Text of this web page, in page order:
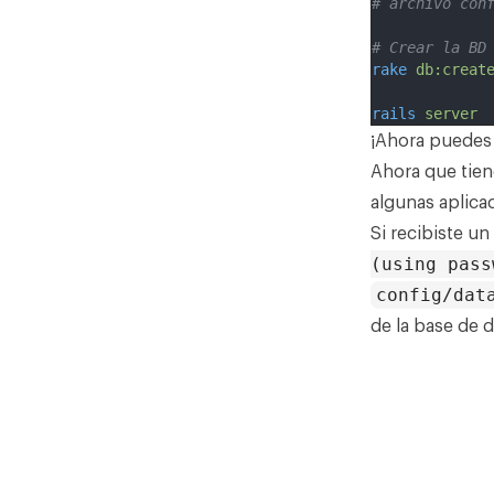
# Crear la BD
rake db:create
rails
server
¡Ahora
Ahora que
algunas
Si recibiste
(using
config/
de la base de